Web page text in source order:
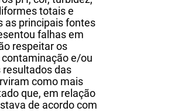
totais e
as principais fontes
falhas em
respeitar os
e/ou
resultados das
como mais
que, em relação
de acordo com